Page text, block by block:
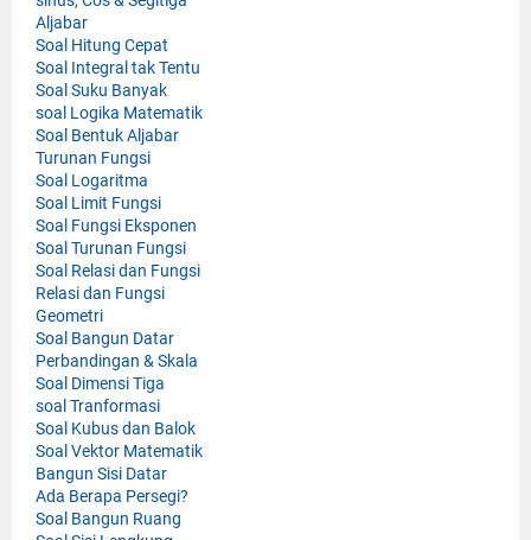
Aljabar
Soal Hitung Cepat
Soal Integral tak Tentu
Soal Suku Banyak
soal Logika Matematik
Soal Bentuk Aljabar
Turunan Fungsi
Soal Logaritma
Soal Limit Fungsi
Soal Fungsi Eksponen
Soal Turunan Fungsi
Soal Relasi dan Fungsi
Relasi dan Fungsi
Geometri
Soal Bangun Datar
Perbandingan & Skala
Soal Dimensi Tiga
soal Tranformasi
Soal Kubus dan Balok
Soal Vektor Matematik
Bangun Sisi Datar
Ada Berapa Persegi?
Soal Bangun Ruang